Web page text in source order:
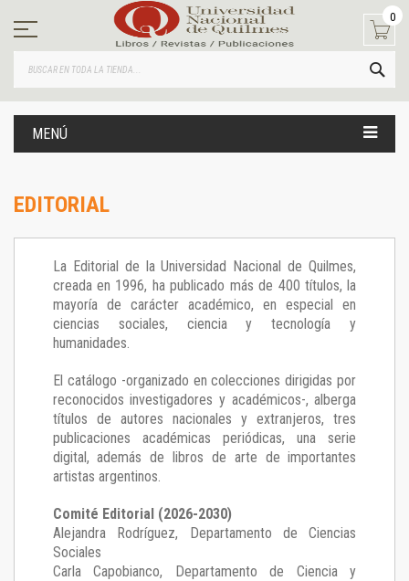
contenido
0
MENÚ
EDITORIAL
La Editorial de la Universidad Nacional de Quilmes,
creada en 1996, ha publicado más de 400 títulos, la
mayoría de carácter académico, en especial en
ciencias sociales, ciencia y tecnología y
humanidades.
El catálogo -organizado en colecciones dirigidas por
reconocidos investigadores y académicos-, alberga
títulos de autores nacionales y extranjeros, tres
publicaciones académicas periódicas, una serie
digital, además de libros de arte de importantes
artistas argentinos.
Comité Editorial (2026-2030)
Alejandra Rodríguez, Departamento de Ciencias
Sociales
Carla Capobianco, Departamento de Ciencia y